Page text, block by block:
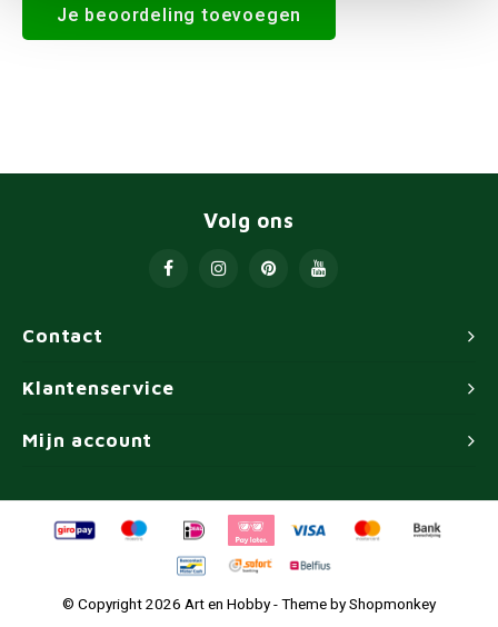
Je beoordeling toevoegen
Contact
Volg ons
Klantenservice
Mijn account
© Copyright 2026 Art en Hobby - Theme byShopmonkey